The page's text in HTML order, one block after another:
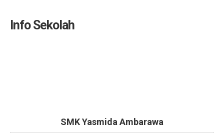
Info Sekolah
SMK Yasmida Ambarawa